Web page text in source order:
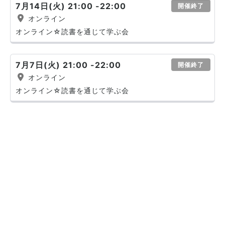
7月14日(火) 21:00 -22:00 開催終了
オンライン
オンライン☆読書を通じて学ぶ会
7月7日(火) 21:00 -22:00 開催終了
オンライン
オンライン☆読書を通じて学ぶ会